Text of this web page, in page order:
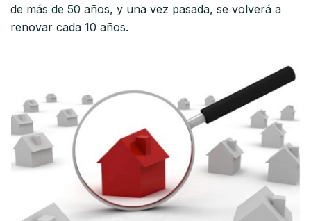
de más de 50 años, y una vez pasada, se volverá a
renovar cada 10 años.